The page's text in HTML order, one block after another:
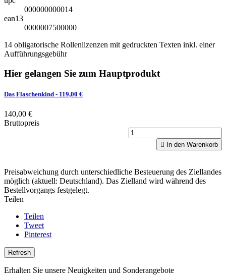
000000000014
ean13
0000007500000
14 obligatorische Rollenlizenzen mit gedruckten Texten inkl. einer
Aufführungsgebühr
Hier gelangen Sie zum Hauptprodukt
Das Flaschenkind - 119,00 €
140,00 €
Bruttopreis
 In den Warenkorb
Preisabweichung durch unterschiedliche Besteuerung des Ziellandes
möglich (aktuell: Deutschland). Das Zielland wird während des
Bestellvorgangs festgelegt.
Teilen
Teilen
Tweet
Pinterest
Erhalten Sie unsere Neuigkeiten und Sonderangebote